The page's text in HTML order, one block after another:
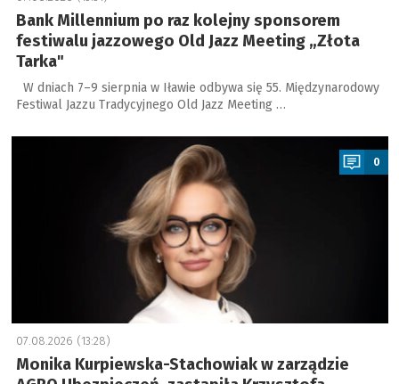
Bank Millennium po raz kolejny sponsorem
festiwalu jazzowego Old Jazz Meeting „Złota
Tarka"
W dniach 7–9 sierpnia w Iławie odbywa się 55. Międzynarodowy
Festiwal Jazzu Tradycyjnego Old Jazz Meeting …
a
0
07.08.2026 (13:28)
Monika Kurpiewska-Stachowiak w zarządzie